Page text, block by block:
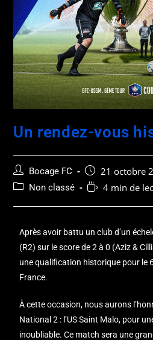
Un rendez-vous
Bocage FC 21 octobre
Non classé 4 min de
Après avoir battu un club d’un
(R2) sur le score de 2 à 0 (Aziz &
une qualification historique pour le
France.
À cette occasion, nous aurons
National 2 : l’US Saint Malo, pour
inoubliable. Ce match sera une